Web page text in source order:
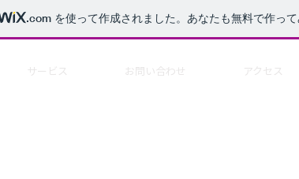
.com を使って作成されました。あなたも無料で作っ
サービス お問い合わせ アクセス